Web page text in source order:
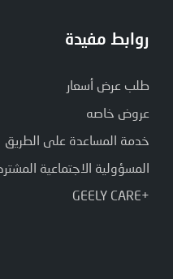
روابط مفيدة
طلب عرض أسعار
عروض خاصه
خدمة المساعدة على الطريق
المسؤولية الاجتماعية
+GEELY CARE